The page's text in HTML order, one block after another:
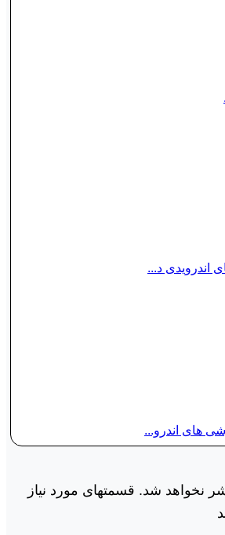
اندرویدی د...
های اندرو...
نخواهد شد. قسمتهای مورد نیاز